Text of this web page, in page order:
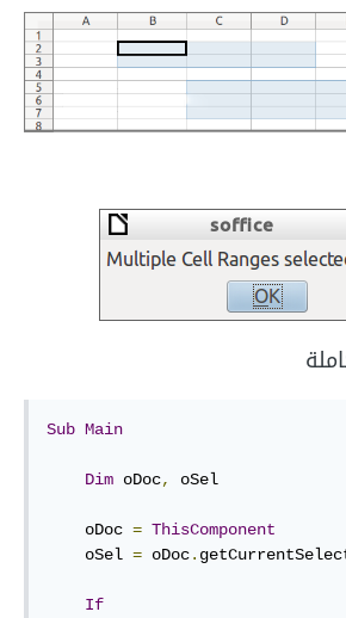
Sub Main
Dim oDoc, oSel
    oDoc
= ThisComponent
    oSel
= oDoc.
If